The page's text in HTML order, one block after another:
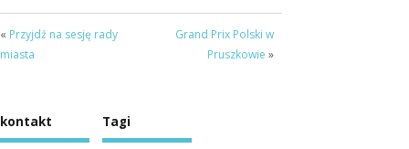
« Przyjdź na sesję rady
miasta
Grand Prix Polski w
Pruszkowie »
kontakt Tagi